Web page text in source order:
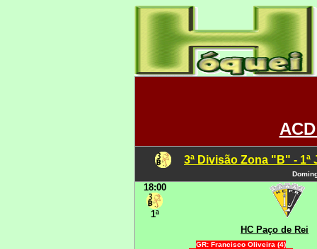
3ª Divisão Zona "B" - 1ª
18:00
1ª
HC Paço de Rei
GR: Francisco Oliveira (4)